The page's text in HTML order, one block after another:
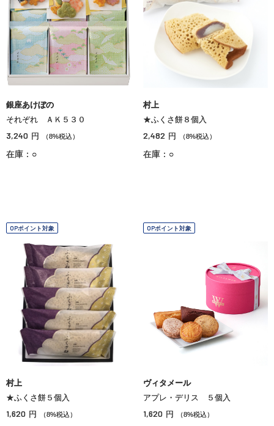
銀座あけぼの
それぞれ ＡＫ５３０
3,240 円 （8%税込）
在庫：○
村上
★ふくさ餅８個入
2,482 円 （8%税込）
在庫：○
OPポイント対象
村上
★ふくさ餅５個入
1,620 円 （8%税込）
OPポイント対象
ヴィタメール
アプレ・デリス ５個入
1,620 円 （8%税込）